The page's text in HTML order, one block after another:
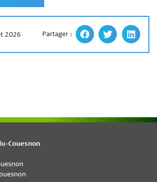
2026 Partager :
Couesnon